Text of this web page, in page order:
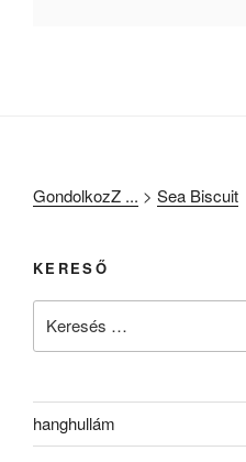
GondolkozZ ... > Sea Biscuit
KERESŐ
hanghullám